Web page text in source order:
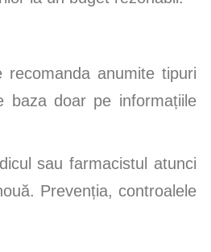
anumite tipuri
baza doar pe informațiile
sau farmacistul atunci
Prevenția, controalele